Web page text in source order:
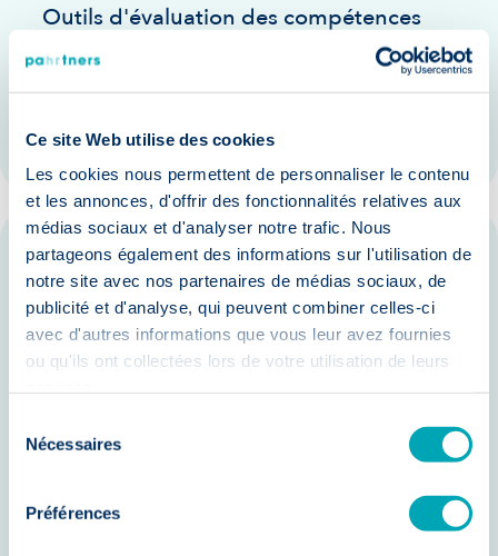
Ce site Web utilise des cookies
Les cookies nous permettent de personnaliser le contenu
et les annonces, d'offrir des fonctionnalités relatives aux
médias sociaux et d'analyser notre trafic. Nous
partageons également des informations sur l'utilisation de
notre site avec nos partenaires de médias sociaux, de
publicité et d'analyse, qui peuvent combiner celles-ci
avec d'autres informations que vous leur avez fournies
ou qu'ils ont collectées lors de votre utilisation de leurs
Nécessaires
Préférences
Outils d'évaluation des compétences
basés sur l'IA pour identifier les talents
Bénéfices concrets pour votre entreprise
En intégrant l'IA dans votre stratégie RH, vous pouvez vous
attendre à des avantages significatifs :
Réduction des coûts : Automatisez
les tâches administratives et
optimisez les processus RH pour
réduire les dépenses opérationnelles.
Libérez votre équipe RH des tâches